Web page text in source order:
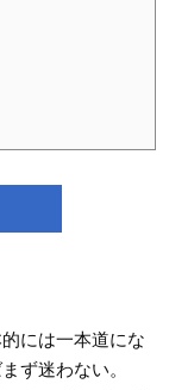
には一本道にな
ず迷わない。